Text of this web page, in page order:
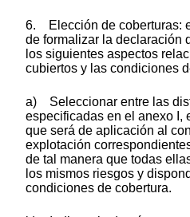
6. Elección de coberturas:
de formalizar la declaración
los siguientes aspectos
cubiertos y las condiciones
a) Seleccionar entre las
especificadas en el anexo I,
que será de aplicación al
explotación
de tal manera que todas
los mismos riesgos y
condiciones de cobertura.